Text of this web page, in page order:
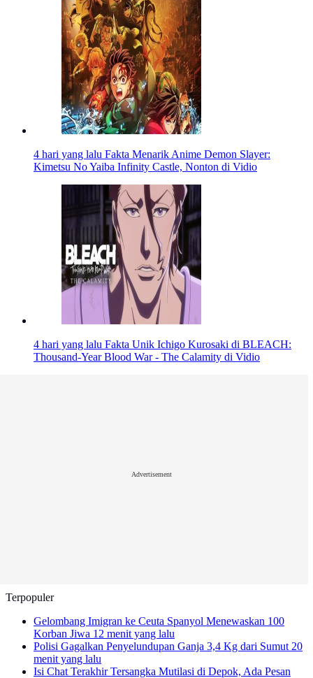
4 hari yang lalu Fakta Menarik Anime Demon Slayer:
Kimetsu No Yaiba Infinity Castle, Nonton di Vidio
4 hari yang lalu Fakta Unik Ichigo Kurosaki di BLEACH:
Thousand-Year Blood War - The Calamity di Vidio
Advertisement
Terpopuler
Gelombang Imigran ke Ceuta Spanyol Menewaskan 100
Korban Jiwa 12 menit yang lalu
Polisi Gagalkan Penyelundupan Ganja 3,4 Kg dari Sumut20
menit yang lalu
Isi Chat Terakhir Tersangka Mutilasi di Depok, Ada Pesan